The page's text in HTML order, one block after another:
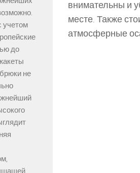
внимательны и
месте. Также
атмосферные
учетом
до
не